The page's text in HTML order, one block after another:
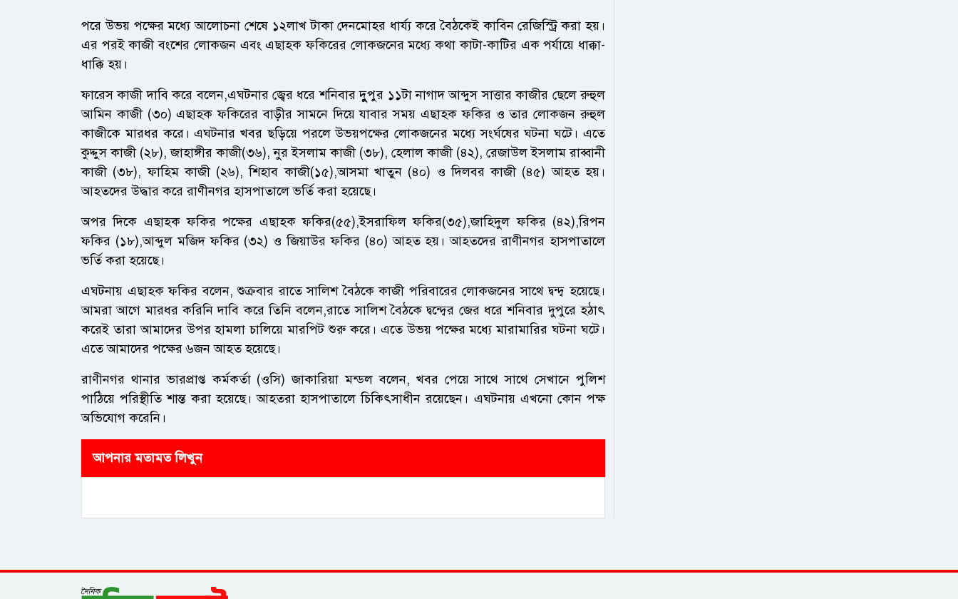
পরে উভয় পক্ষের মধ্যে আলোচনা শেষে ১২লাখ টাকা দেনমোহর ধার্য্য করে বৈঠকেই কাবিন রেজিস্ট্রি করা হয়।
এর পরই কাজী বংশের লোকজন এবং এছাহক ফকিরের লোকজনের মধ্যে কথা কাটা-কাটির এক পর্যায়ে ধাক্কা-
ধাক্কি হয়।
ফারেস কাজী দাবি করে বলেন,এঘটনার জ্বের ধরে শনিবার দুুপুর ১১টা নাগাদ আব্দুস সাত্তার কাজীর ছেলে রুহুল
আমিন কাজী (৩০) এছাহক ফকিরের বাড়ীর সামনে দিয়ে যাবার সময় এছাহক ফকির ও তার লোকজন রুহুল
কাজীকে মারধর করে। এঘটনার খবর ছড়িয়ে পরলে উভয়পক্ষের লোকজনের মধ্যে সংর্ঘষের ঘটনা ঘটে। এতে
কুদ্দুস কাজী (২৮), জাহাঙ্গীর কাজী(৩৬), নুর ইসলাম কাজী (৩৮), হেলাল কাজী (৪২), রেজাউল ইসলাম রাব্বানী
কাজী (৩৮), ফাহিম কাজী (২৬), শিহাব কাজী(১৫),আসমা খাতুন (৪০) ও দিলবর কাজী (৪৫) আহত হয়।
আহতদের উদ্ধার করে রাণীনগর হাসপাতালে ভর্তি করা হয়েছে।
অপর দিকে এছাহক ফকির পক্ষের এছাহক ফকির(৫৫),ইসরাফিল ফকির(৩৫),জাহিদুল ফকির (৪২),রিপন
ফকির (১৮),আব্দুল মজিদ ফকির (৩২) ও জিয়াউর ফকির (৪০) আহত হয়। আহতদের রাণীনগর হাসপাতালে
ভর্তি করা হয়েছে।
এঘটনায় এছাহক ফকির বলেন, শুক্রবার রাতে সালিশ বৈঠকে কাজী পরিবারের লোকজনের সাথে দ্বন্দ্ব হয়েছে।
আমরা আগে মারধর করিনি দাবি করে তিনি বলেন,রাতে সালিশ বৈঠকে দ্বন্দ্বের জের ধরে শনিবার দুপুরে হঠাৎ
করেই তারা আমাদের উপর হামলা চালিয়ে মারপিট শুরু করে। এতে উভয় পক্ষের মধ্যে মারামারির ঘটনা ঘটে।
এতে আমাদের পক্ষের ৬জন আহত হয়েছে।
রাণীনগর থানার ভারপ্রাপ্ত কর্মকর্তা (ওসি) জাকারিয়া মন্ডল বলেন, খবর পেয়ে সাথে সাথে সেখানে পুলিশ
পাঠিয়ে পরিস্থীতি শান্ত করা হয়েছে। আহতরা হাসপাতালে চিকিৎসাধীন রয়েছেন। এঘটনায় এখনো কোন পক্ষ
অভিযোগ করেনি।
আপনার মতামত লিখুন